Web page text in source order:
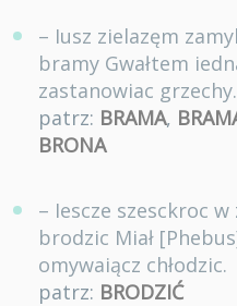
– Iusz zielazęm
bramy Gwałtem
zastanowiac grzechy.
patrz: BRAMA,
BRONA
– Iescze szesckroc
brodzic Miał
omywaiącz chłodzic.
patrz: BRODZIĆ